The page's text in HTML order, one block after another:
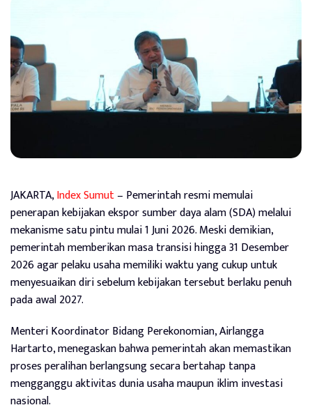
JAKARTA,Index Sumut– Pemerintah resmi memulai
penerapan kebijakan ekspor sumber daya alam (SDA) melalui
mekanisme satu pintu mulai 1 Juni 2026. Meski demikian,
pemerintah memberikan masa transisi hingga 31 Desember
2026 agar pelaku usaha memiliki waktu yang cukup untuk
menyesuaikan diri sebelum kebijakan tersebut berlaku penuh
pada awal 2027.
Menteri Koordinator Bidang Perekonomian, Airlangga
Hartarto, menegaskan bahwa pemerintah akan memastikan
proses peralihan berlangsung secara bertahap tanpa
mengganggu aktivitas dunia usaha maupun iklim investasi
nasional.